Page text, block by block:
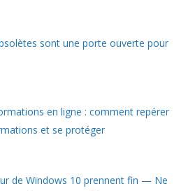
sont une porte ouverte pour
en ligne : comment repérer
et se protéger
de Windows 10 prennent fin — Ne